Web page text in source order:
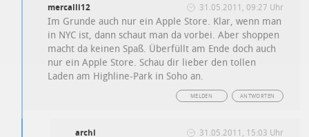
mercalli12 31.05.2011, 09:27 Uhr
Im Grunde auch nur ein Apple Store. Klar, wenn man
in NYC ist, dann schaut man da vorbei. Aber shoppen
macht da keinen Spaß. Überfüllt am Ende doch auch
nur ein Apple Store. Schau dir lieber den tollen
Laden am Highline-Park in Soho an.
ANTWORTEN
MELDEN
archi 31.05.2011, 15:03 Uhr